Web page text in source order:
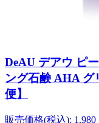
DeAU デアウ ピ
ング石鹸 AHA グ
便】
販売価格(税込): 1,980